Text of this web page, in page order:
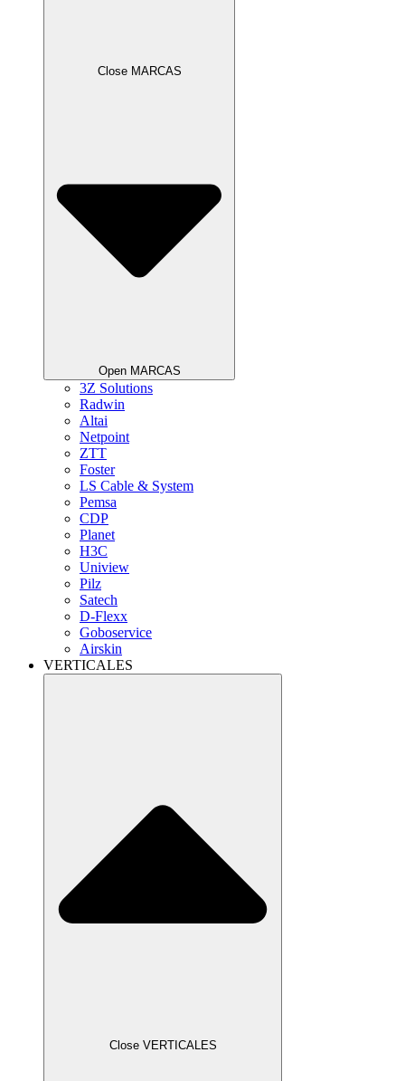
Close MARCAS
Open MARCAS
3Z Solutions
Radwin
Altai
Netpoint
ZTT
Foster
LS Cable & System
Pemsa
CDP
Planet
H3C
Uniview
Pilz
Satech
D-Flexx
Goboservice
Airskin
VERTICALES
Close VERTICALES